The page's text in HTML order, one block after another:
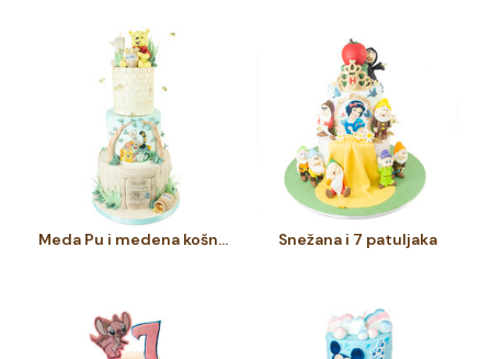
Meda Pu i medena košnica Snežana i 7 patuljaka